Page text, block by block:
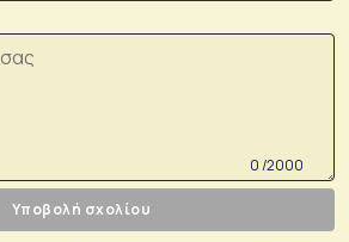
0 /2000
Υποβολή σχολίου